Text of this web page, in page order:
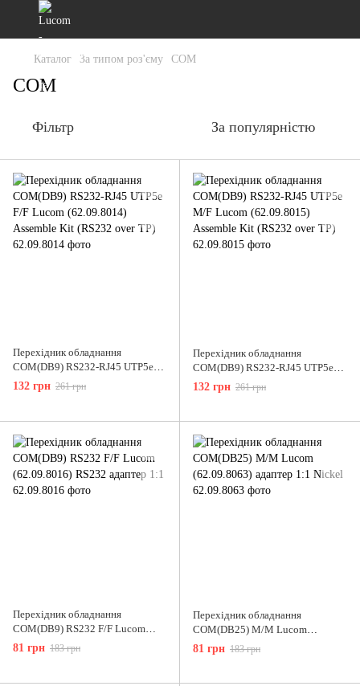
Каталог За типом роз'єму COM
COM
Фільтр За популярністю
Перехідник обладнання
COM(DB9) RS232-RJ45 UTP5e
F/F Lucom (62.09.8014) Assemble
Kit (RS232 over TP)
132 грн 261 грн
Перехідник обладнання
COM(DB9) RS232-RJ45 UTP5e
M/F Lucom (62.09.8015) Assemble
Kit (RS232 over TP)
132 грн 261 грн
Перехідник обладнання
COM(DB9) RS232 F/F Lucom
(62.09.8016) RS232 адаптер 1:1
81 грн 183 грн
Перехідник обладнання
COM(DB25) M/M Lucom
(62.09.8063) адаптер 1:1 Nickel
81 грн 183 грн